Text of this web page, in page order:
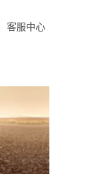
客服中心